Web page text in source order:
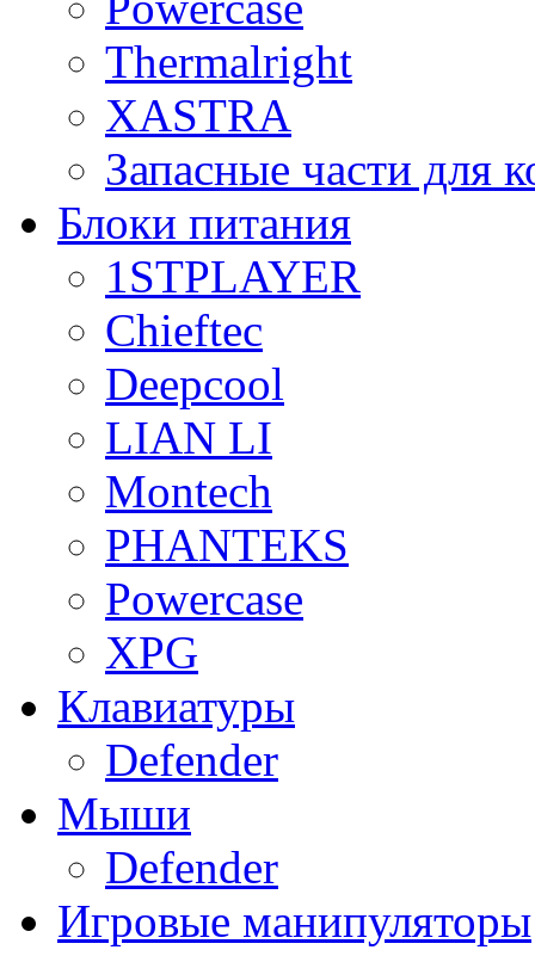
Thermalright
XASTRA
Запасные части для
Блоки питания
1STPLAYER
Chieftec
Deepcool
LIAN LI
Montech
PHANTEKS
Powercase
XPG
Клавиатуры
Defender
Мыши
Defender
Игровые манипуляторы